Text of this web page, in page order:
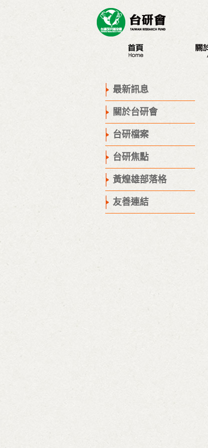
董事會
最新訊息
關於台研會
台研檔案
台研焦點
黃煌雄部落格
友善連結